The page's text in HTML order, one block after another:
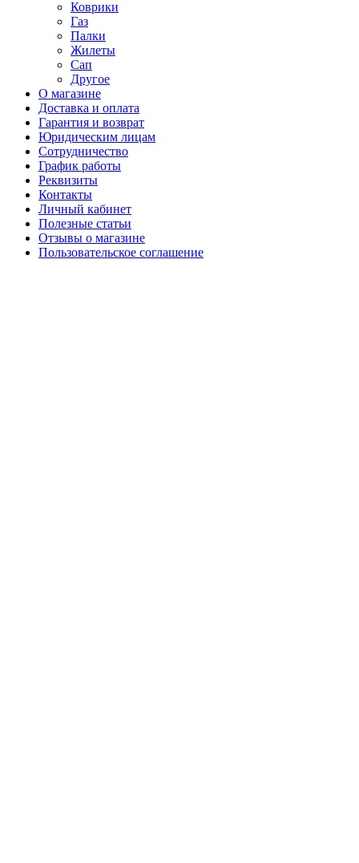
Коврики
Газ
Палки
Жилеты
Сап
Другое
О магазине
Доставка и оплата
Гарантия и возврат
Юридическим лицам
Сотрудничество
График работы
Реквизиты
Контакты
Личный кабинет
Полезные статьи
Отзывы о магазине
Пользовательское соглашение